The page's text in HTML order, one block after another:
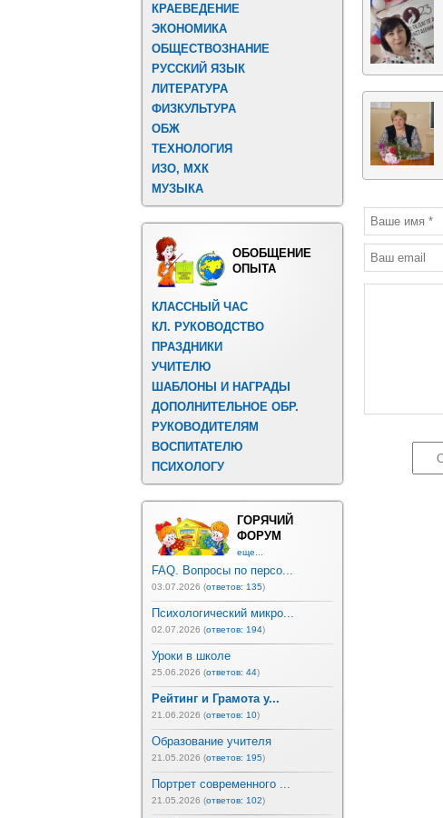
КРАЕВЕДЕНИЕ
ЭКОНОМИКА
ОБЩЕСТВОЗНАНИЕ
РУССКИЙ ЯЗЫК
ЛИТЕРАТУРА
ФИЗКУЛЬТУРА
ОБЖ
ТЕХНОЛОГИЯ
ИЗО, МХК
МУЗЫКА
ОБОБЩЕНИЕ
ОПЫТА
КЛАССНЫЙ ЧАС
КЛ. РУКОВОДСТВО
ПРАЗДНИКИ
УЧИТЕЛЮ
ШАБЛОНЫ И НАГРАДЫ
ДОПОЛНИТЕЛЬНОЕ ОБР.
РУКОВОДИТЕЛЯМ
ВОСПИТАТЕЛЮ
ПСИХОЛОГУ
ГОРЯЧИЙ
ФОРУМ
еще...
FAQ. Вопросы по персо...
03.07.2026 (ответов: 135)
Психологический микро...
02.07.2026 (ответов: 194)
Уроки в школе
25.06.2026 (ответов: 44)
Рейтинг и Грамота у...
21.06.2026 (ответов: 10)
Образование учителя
21.05.2026 (ответов: 195)
Портрет современного ...
21.05.2026 (ответов: 102)